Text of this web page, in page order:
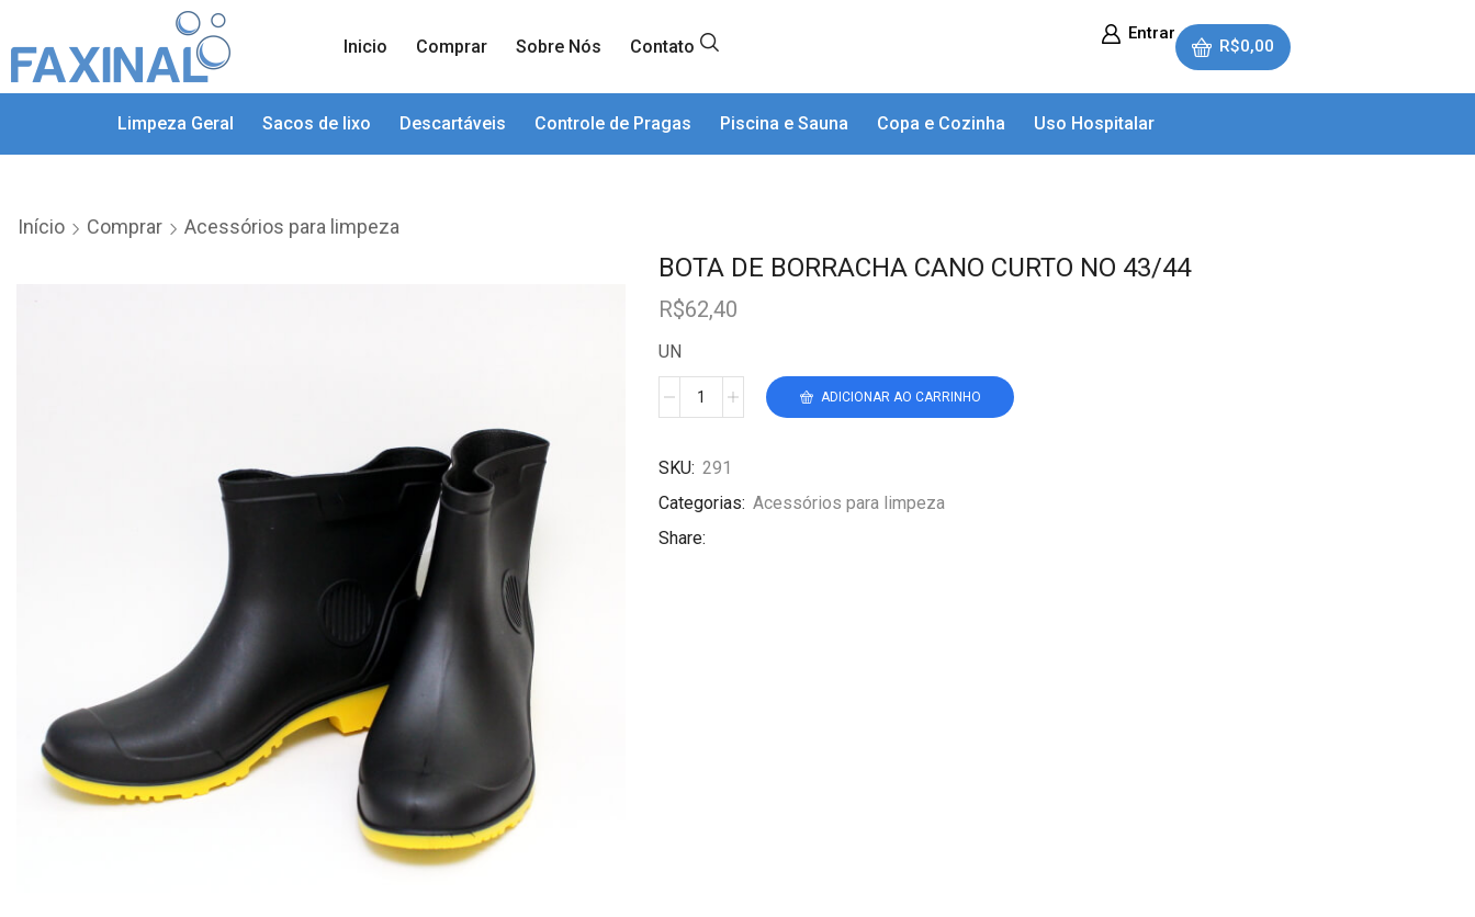
Inicio Comprar Sobre Nós Contato
Entrar
R$0,00
Limpeza Geral Sacos de lixo Descartáveis Controle de Pragas Piscina e Sauna Copa e Cozinha Uso Hospitalar
Início Comprar Acessórios para limpeza
BOTA DE BORRACHA CANO CURTO NO 43/44
R$62,40
UN
ADICIONAR AO CARRINHO
SKU: 291
Categorias: Acessórios para limpeza
Share: